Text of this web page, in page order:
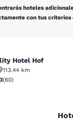
hoteles
con tus criterios
Hof
Hotel Hof
113.44 km
de 4.35 estrellas.
(60)